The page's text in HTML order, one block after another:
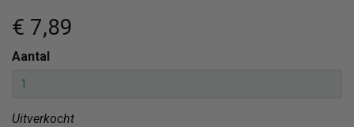
€ 7,89
Aantal
Uitverkocht